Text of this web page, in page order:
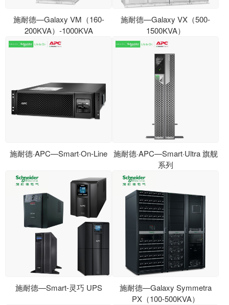
施耐德—Galaxy VM（160-
200KVA）-1000KVA
施耐德—Galaxy VX（500-
1500KVA）
施耐德·APC—Smart·On-Line 施耐德·APC—Smart·Ultra 旗舰
系列
施耐德—Smart-灵巧 UPS
施耐德—Galaxy Symmetra
PX（100-500KVA）